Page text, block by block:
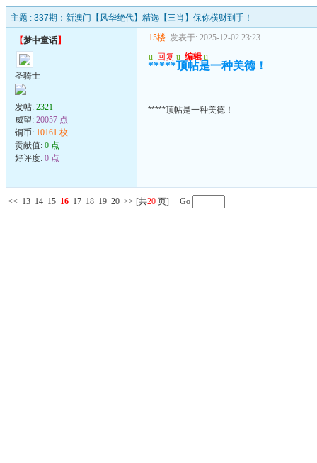
主题 : 337期：新澳门【风华绝代】精选【三肖】保你横财到手！
【梦中童话】
圣骑士
发帖: 2321
威望: 20057 点
铜币: 10161 枚
贡献值: 0 点
好评度: 0 点
15楼 发表于: 2025-12-02 23:23
u 回复 u 编辑 u
*****顶帖是一种美德！
*****顶帖是一种美德！
<< 13 14 15 16 17 18 19 20 >> [共20 页] Go